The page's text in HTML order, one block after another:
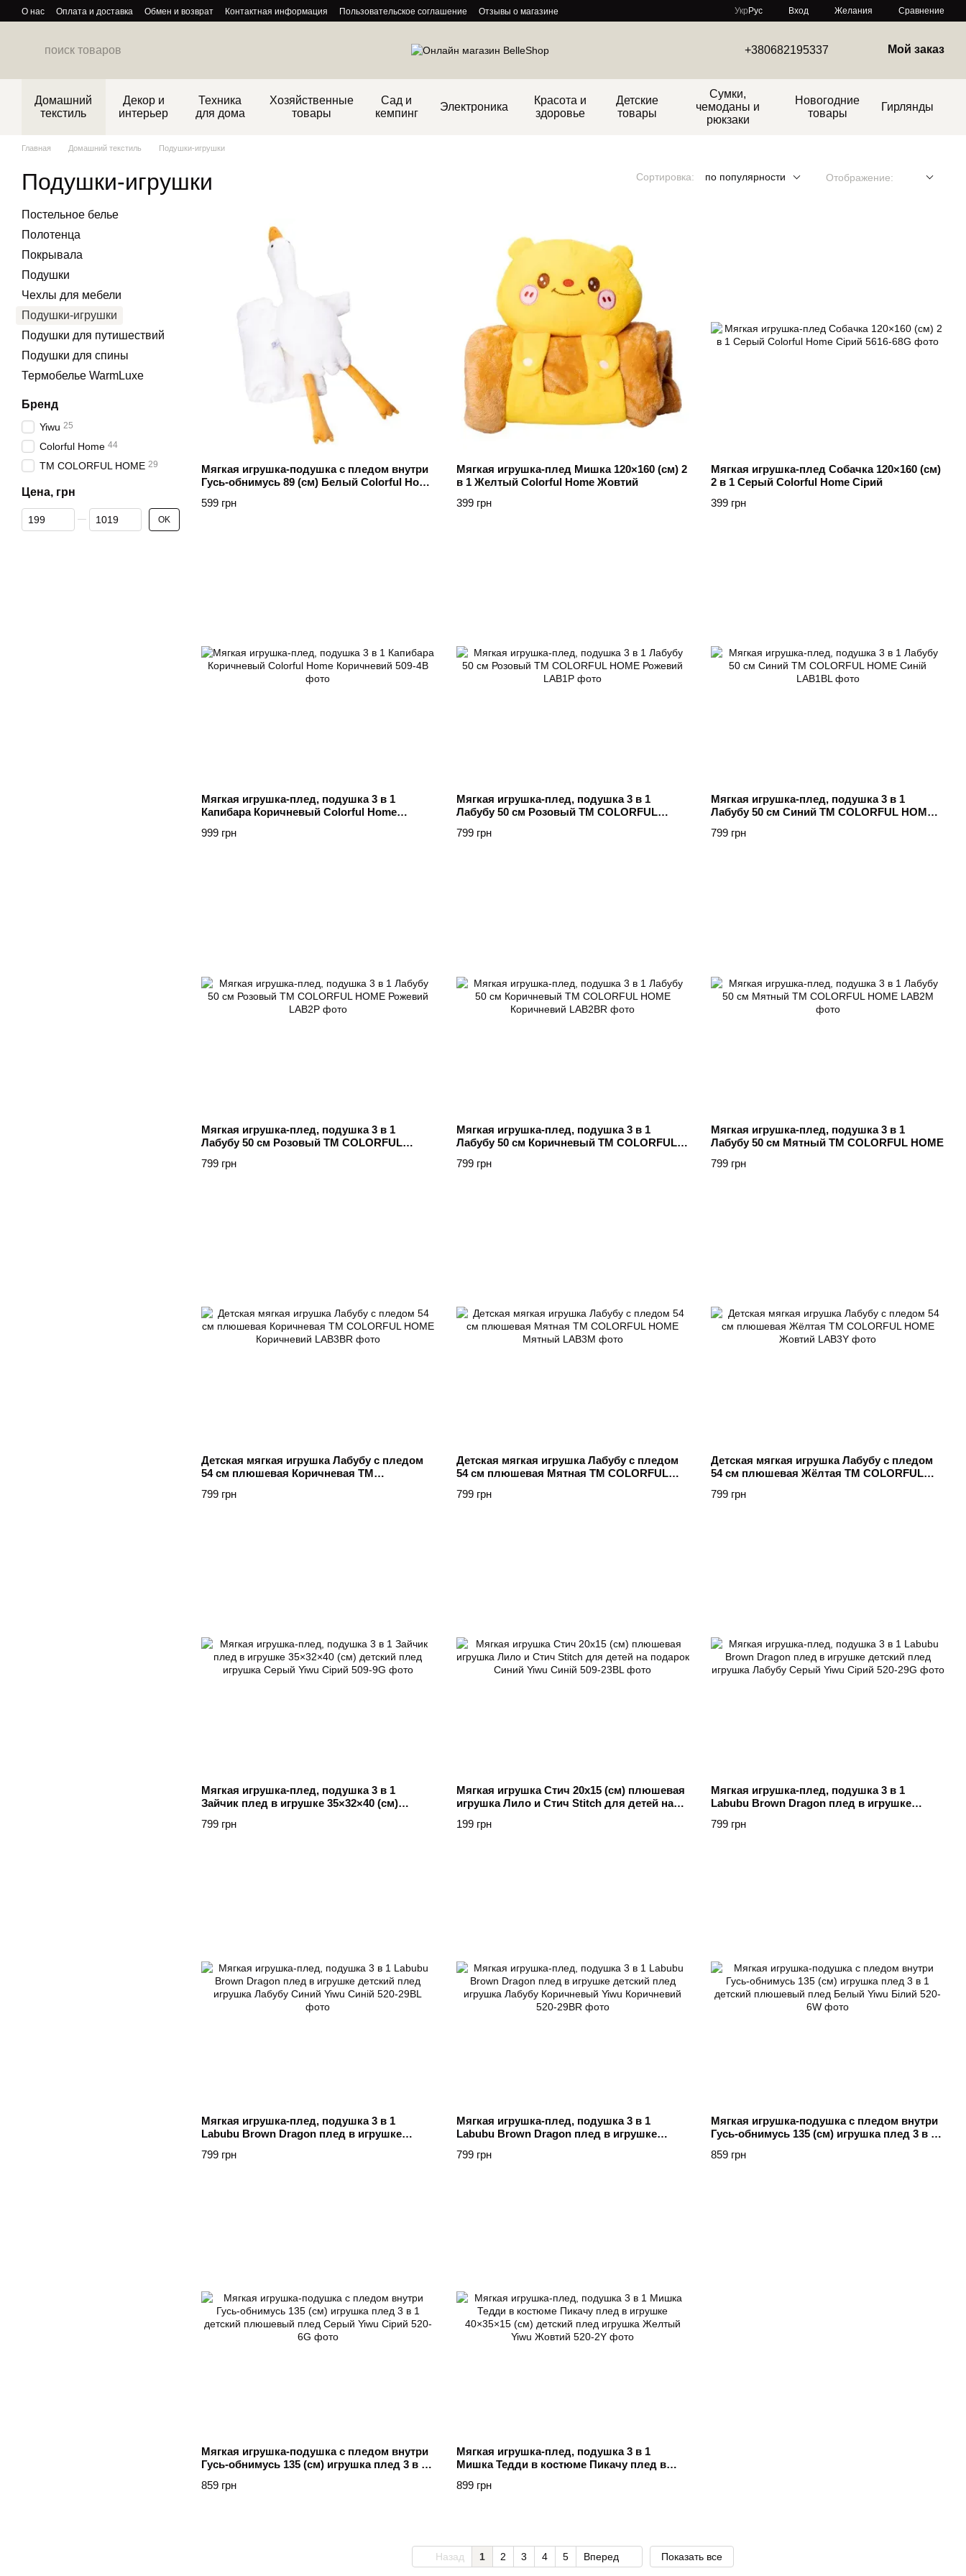
Перейти к основному контенту
О нас Оплата и доставка Обмен и возврат Контактная информация Пользовательское соглашение
Отзывы о магазине
Укр Рус Вход Желания Сравнение
+380682195337 Мой заказ
Домашний
текстиль
Декор и
интерьер
Техника
для дома
Хозяйственные
товары
Сад и
кемпинг
Электроника
Красота и
здоровье
Детские
товары
Сумки,
чемоданы и
рюкзаки
Новогодние
товары
Гирлянды
Главная Домашний текстиль Подушки-игрушки
Подушки-игрушки Сортировка: по популярности Отображение:
Мягкая игрушка-подушка с пледом внутри
Гусь-обнимусь 89 (см) Белый Colorful Home
599 грн
Мягкая игрушка-плед Мишка 120×160 (см) 2
в 1 Желтый Colorful Home Жовтий
399 грн
Мягкая игрушка-плед Собачка 120×160 (см)
2 в 1 Серый Colorful Home Сірий
399 грн
Мягкая игрушка-плед, подушка 3 в 1
Капибара Коричневый Colorful Home
999 грн
Мягкая игрушка-плед, подушка 3 в 1
Лабубу 50 см Розовый ТМ COLORFUL
799 грн
Мягкая игрушка-плед, подушка 3 в 1
Лабубу 50 см Синий ТМ COLORFUL HOME
799 грн
Мягкая игрушка-плед, подушка 3 в 1
Лабубу 50 см Розовый ТМ COLORFUL
799 грн
Мягкая игрушка-плед, подушка 3 в 1
Лабубу 50 см Коричневый ТМ COLORFUL
799 грн
Мягкая игрушка-плед, подушка 3 в 1
Лабубу 50 см Мятный ТМ COLORFUL HOME
799 грн
Детская мягкая игрушка Лабубу с пледом
54 см плюшевая Коричневая ТМ
799 грн
Детская мягкая игрушка Лабубу с пледом
54 см плюшевая Мятная ТМ COLORFUL
799 грн
Детская мягкая игрушка Лабубу с пледом
54 см плюшевая Жёлтая ТМ COLORFUL
799 грн
Мягкая игрушка-плед, подушка 3 в 1
Зайчик плед в игрушке 35×32×40 (см)
799 грн
Мягкая игрушка Стич 20х15 (см) плюшевая
игрушка Лило и Стич Stitch для детей на
199 грн
Мягкая игрушка-плед, подушка 3 в 1
Labubu Brown Dragon плед в игрушке
Сірий
799 грн
Мягкая игрушка-плед, подушка 3 в 1
Labubu Brown Dragon плед в игрушке
Синій
799 грн
Мягкая игрушка-плед, подушка 3 в 1
Labubu Brown Dragon плед в игрушке
Yiwu Коричневий
799 грн
Мягкая игрушка-подушка с пледом внутри
Гусь-обнимусь 135 (см) игрушка плед 3 в 1
Білий
859 грн
Мягкая игрушка-подушка с пледом внутри
Гусь-обнимусь 135 (см) игрушка плед 3 в 1
Сірий
859 грн
Мягкая игрушка-плед, подушка 3 в 1
Мишка Тедди в костюме Пикачу плед в
игрушка Желтый Yiwu Жовтий
899 грн
Назад 1 2 3 4 5 Вперед Показать все
Постельное белье
Полотенца
Покрывала
Подушки
Чехлы для мебели
Подушки-игрушки
Подушки для путишествий
Подушки для спины
Термобелье WarmLuxe
Бренд
Yiwu 25
Colorful Home 44
ТМ COLORFUL HOME 29
Цена, грн
От Цена, грн
До Цена, грн OK